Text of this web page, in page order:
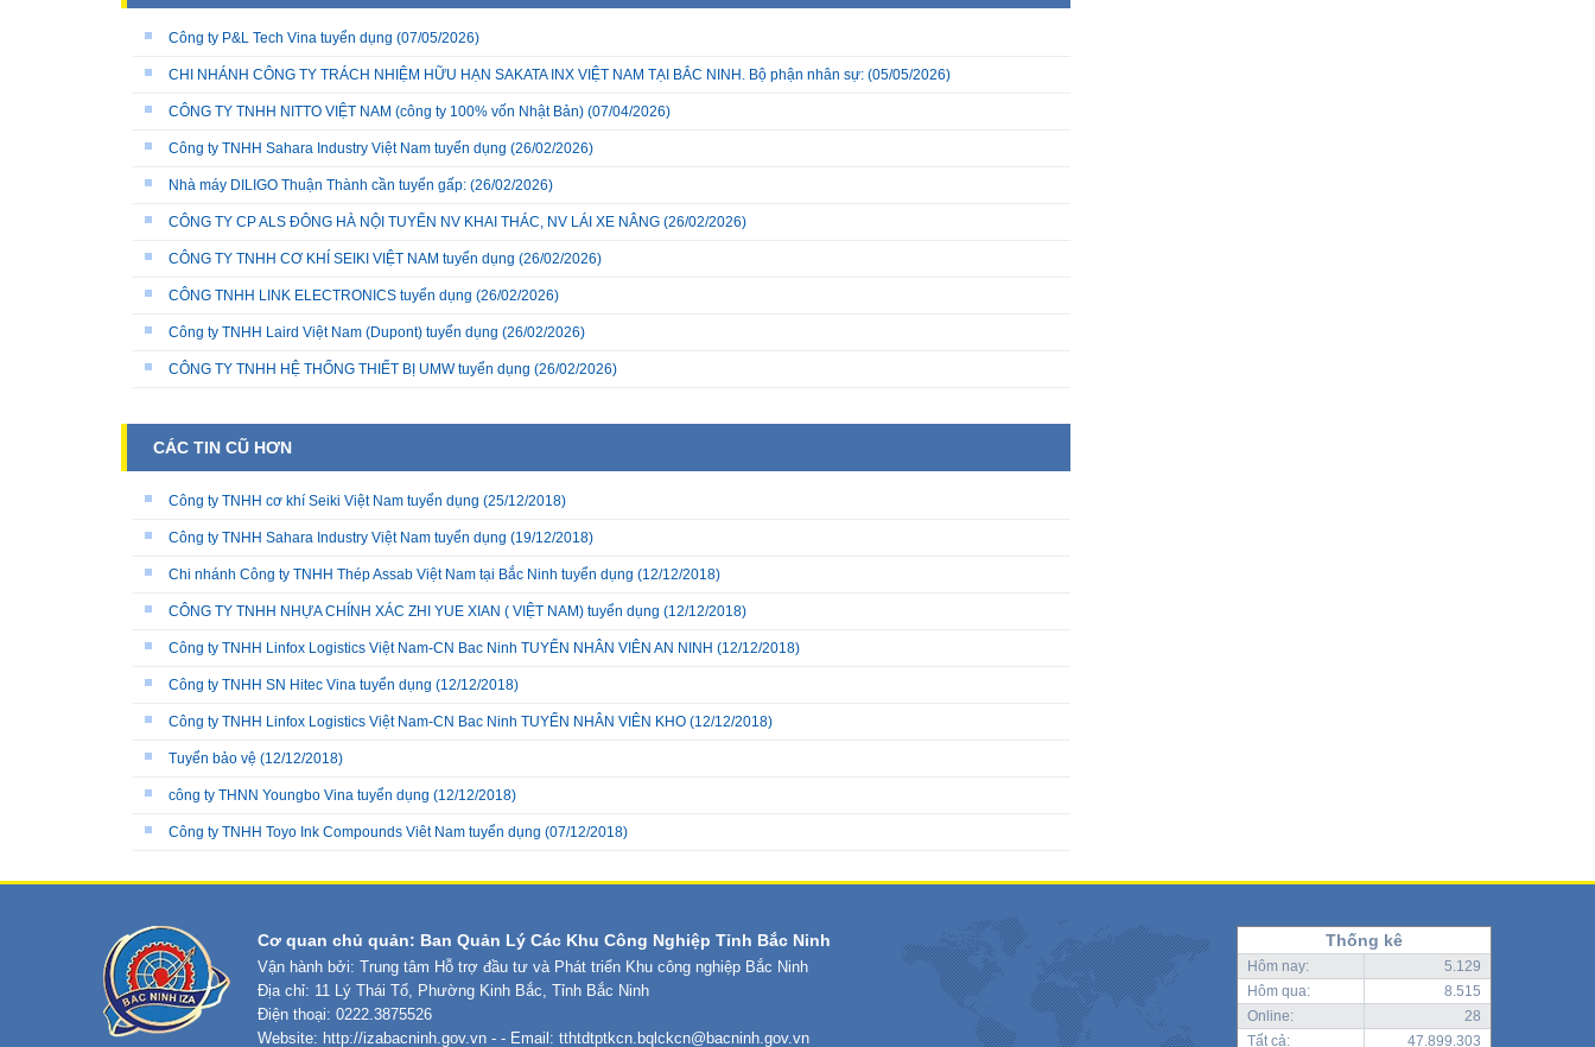
Công ty P&L Tech Vina tuyển dụng (07/05/2026)
CHI NHÁNH CÔNG TY TRÁCH NHIỆM HỮU HẠN SAKATA INX VIỆT NAM TẠI BẮC NINH. Bộ phận nhân sự: (05/05/2026)
CÔNG TY TNHH NITTO VIỆT NAM (công ty 100% vốn Nhật Bản) (07/04/2026)
Công ty TNHH Sahara Industry Việt Nam tuyển dụng (26/02/2026)
Nhà máy DILIGO Thuận Thành cần tuyển gấp: (26/02/2026)
CÔNG TY CP ALS ĐÔNG HÀ NỘI TUYỂN NV KHAI THÁC, NV LÁI XE NÂNG (26/02/2026)
CÔNG TY TNHH CƠ KHÍ SEIKI VIỆT NAM tuyển dụng (26/02/2026)
CÔNG TNHH LINK ELECTRONICS tuyển dụng (26/02/2026)
Công ty TNHH Laird Việt Nam (Dupont) tuyển dụng (26/02/2026)
CÔNG TY TNHH HỆ THỐNG THIẾT BỊ UMW tuyển dụng (26/02/2026)
CÁC TIN CŨ HƠN
Công ty TNHH cơ khí Seiki Việt Nam tuyển dụng (25/12/2018)
Công ty TNHH Sahara Industry Việt Nam tuyển dụng (19/12/2018)
Chi nhánh Công ty TNHH Thép Assab Việt Nam tại Bắc Ninh tuyển dụng (12/12/2018)
CÔNG TY TNHH NHỰA CHÍNH XÁC ZHI YUE XIAN ( VIỆT NAM) tuyển dụng (12/12/2018)
Công ty TNHH Linfox Logistics Việt Nam-CN Bac Ninh TUYỂN NHÂN VIÊN AN NINH (12/12/2018)
Công ty TNHH SN Hitec Vina tuyển dụng (12/12/2018)
Công ty TNHH Linfox Logistics Việt Nam-CN Bac Ninh TUYỂN NHÂN VIÊN KHO (12/12/2018)
Tuyển bảo vệ (12/12/2018)
công ty THNN Youngbo Vina tuyển dụng (12/12/2018)
Công ty TNHH Toyo Ink Compounds Viêt Nam tuyển dụng (07/12/2018)
Thống kê
Hôm nay:
5.129
Hôm qua:
8.515
Online:
28
Tất cả:
47.899.303
Cơ quan chủ quản: Ban Quản Lý Các Khu Công Nghiệp Tỉnh Bắc Ninh
Vận hành bởi: Trung tâm Hỗ trợ đầu tư và Phát triển Khu công nghiệp Bắc Ninh
Địa chỉ: 11 Lý Thái Tổ, Phường Kinh Bắc, Tỉnh Bắc Ninh
Điện thoại: 0222.3875526
Website: http://izabacninh.gov.vn - - Email: tthtdtptkcn.bqlckcn@bacninh.gov.vn